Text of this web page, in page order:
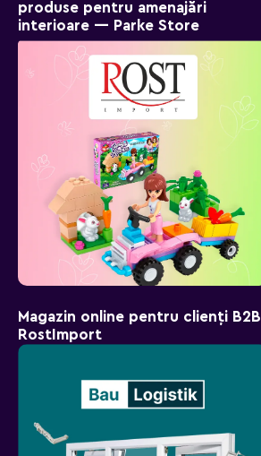
produse pentru amenajări
interioare — Parke Store
Magazin online pentru clienți B2B
RostImport